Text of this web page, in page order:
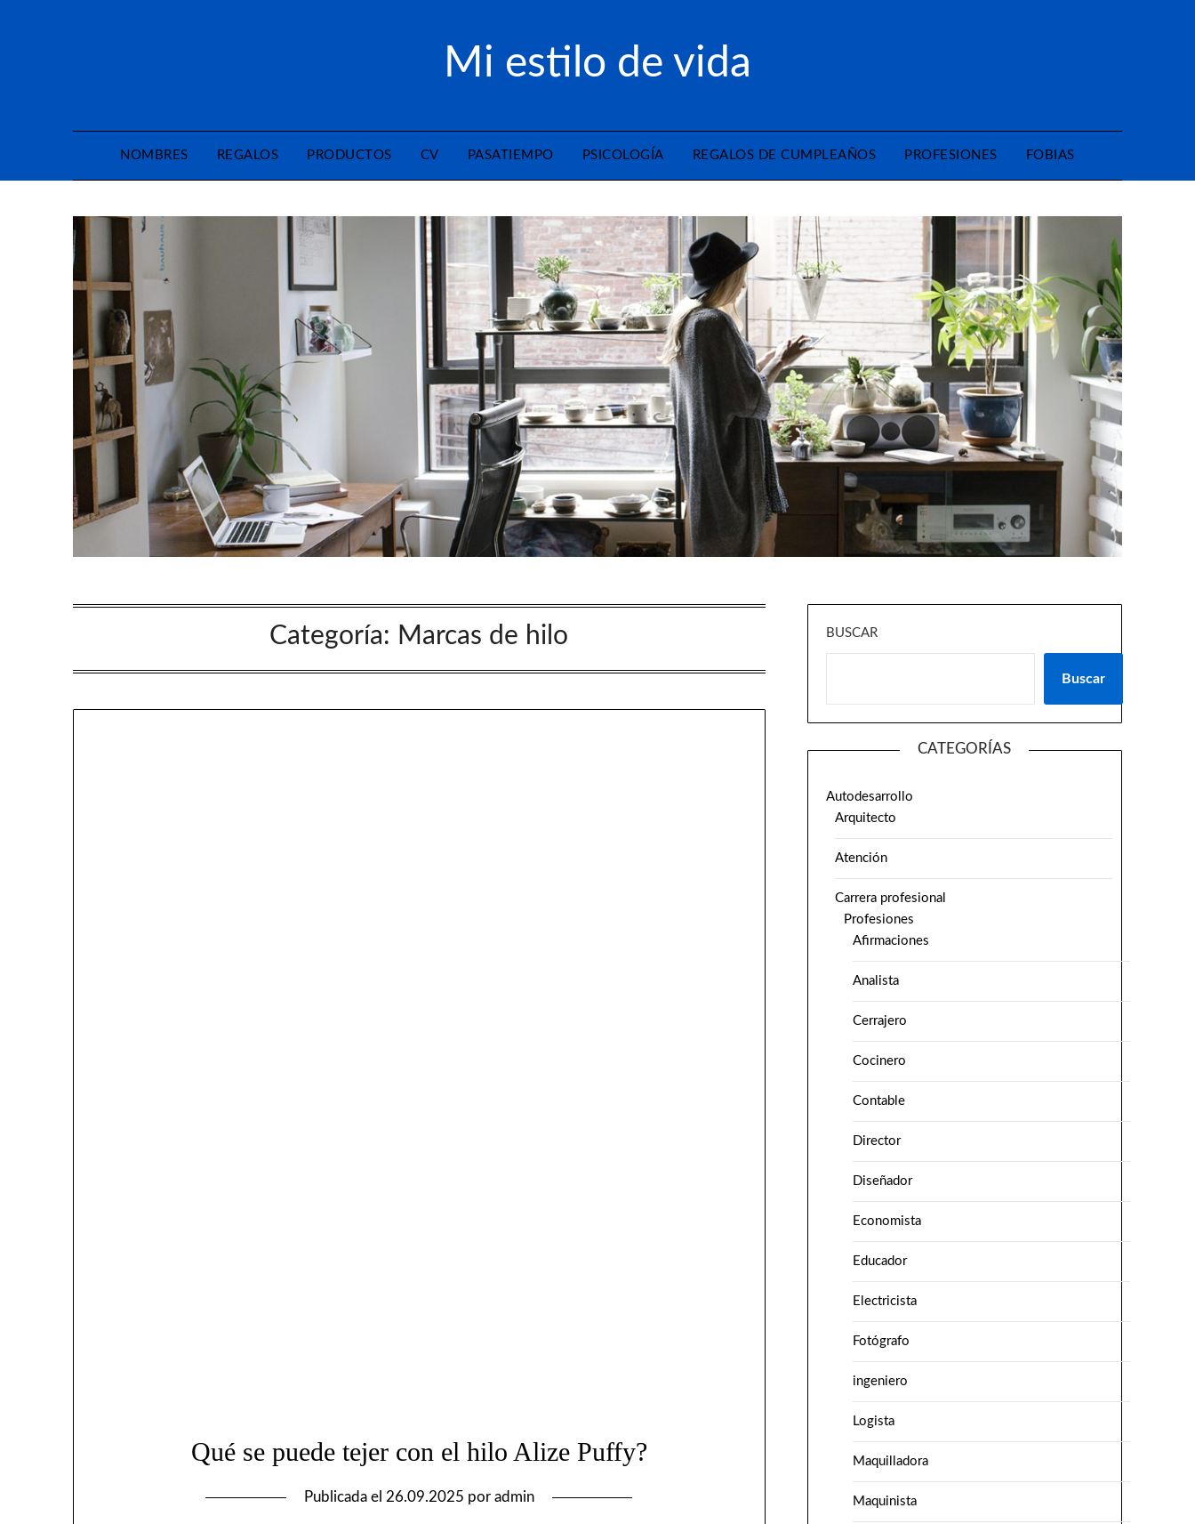
Mi estilo de vida
NOMBRES REGALOS PRODUCTOS CV PASATIEMPO PSICOLOGÍA REGALOS DE CUMPLEAÑOS PROFESIONES FOBIAS
Categoría: Marcas de hilo
Qué se puede tejer con el hilo Alize Puffy?
Publicada el 26.09.2025 por admin
BUSCAR
Buscar
CATEGORÍAS
Autodesarrollo
Arquitecto
Atención
Carrera profesional
Profesiones
Afirmaciones
Analista
Cerrajero
Cocinero
Contable
Director
Diseñador
Economista
Educador
Electricista
Fotógrafo
ingeniero
Logista
Maquilladora
Maquinista